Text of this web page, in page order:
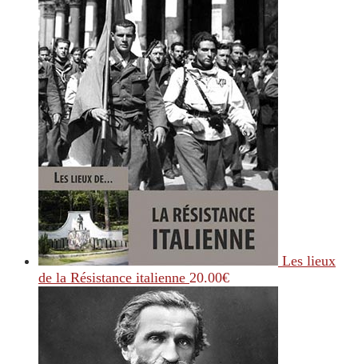
Les lieux
de la Résistance italienne 20.00€